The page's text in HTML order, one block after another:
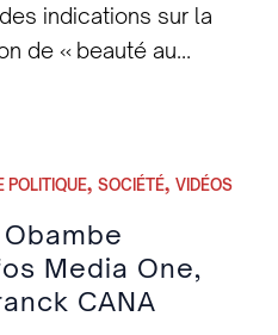
et les hommes se
à leurs tiffes ?
indications sur la
de « beauté au
noire, la
permettre de mieux
sanitaire qui
de produits
notre santé.
POLITIQUE, SOCIÉTÉ, VIDÉOS
Media One,
CANA